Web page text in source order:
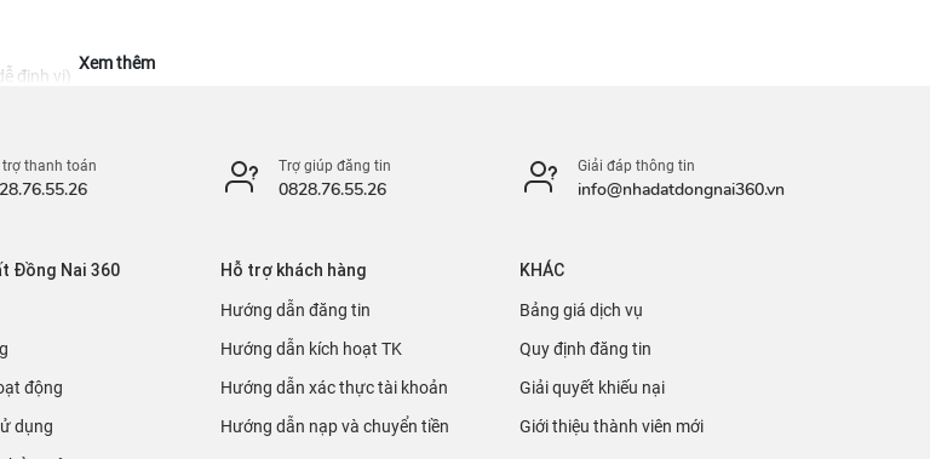
định vị)
hoạch/lộ giới không
tình trạng nhà (mới/cũ), nội thất
pháp lý), bạn nên ưu tiên tin khác để tiết kiệm công sức.
đổi và giảm rủi ro:
đồng sở hữu)
trợ thanh toán Trợ giúp đăng tin
0828.76.55.26
Giải đáp thông tin
info@nhadatdongnai360.vn
Đồng Nai 360
động
dụng
Hỗ trợ khách hàng
Hướng dẫn đăng tin
Hướng dẫn kích hoạt TK
Hướng dẫn xác thực tài khoản
Hướng dẫn nạp và chuyển tiền
KHÁC
Bảng giá dịch vụ
Quy định đăng tin
Giải quyết khiếu nại
Giới thiệu thành viên mới